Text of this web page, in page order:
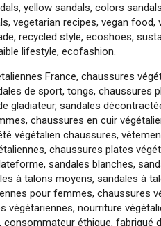
yellow sandals, colors
vegetarian recipes, vegan food,
recycled style, ecoshoes,
lifestyle, ecofashion.
France, chaussures
de sport, tongs, chaussures
gladiateur, sandales
chaussures en cuir
végétalien chaussures,
chaussures plates
sandales blanches,
à talons moyens, sandales à
pour femmes, chaussures
végétariennes, nourriture
éthique, fabriqué